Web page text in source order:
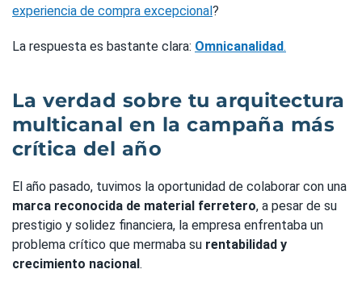
experiencia de compra excepcional?
La respuesta es bastante clara: Omnicanalidad.
La verdad sobre tu arquitectura
multicanal en la campaña más
crítica del año
El año pasado, tuvimos la oportunidad de colaborar con una
marca reconocida de material ferretero, a pesar de su
prestigio y solidez financiera, la empresa enfrentaba un
problema crítico que mermaba su rentabilidad y
crecimiento nacional.